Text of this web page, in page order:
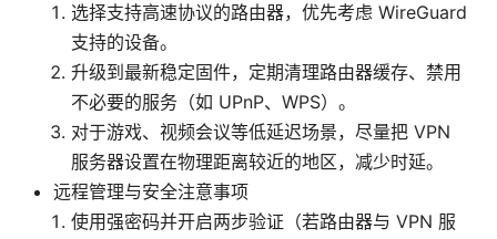
选择支持高速协议的路由器，优先考虑 WireGuard
支持的设备。
升级到最新稳定固件，定期清理路由器缓存、禁用
不必要的服务（如 UPnP、WPS）。
对于游戏、视频会议等低延迟场景，尽量把 VPN
服务器设置在物理距离较近的地区，减少时延。
远程管理与安全注意事项
使用强密码并开启两步验证（若路由器与 VPN 服